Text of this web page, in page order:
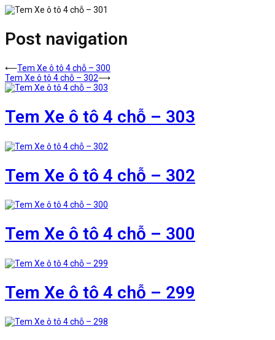
Post navigation
⟵Tem Xe ô tô 4 chỗ – 300
Tem Xe ô tô 4 chỗ – 302⟶
Tem Xe ô tô 4 chỗ – 303
Tem Xe ô tô 4 chỗ – 302
Tem Xe ô tô 4 chỗ – 300
Tem Xe ô tô 4 chỗ – 299